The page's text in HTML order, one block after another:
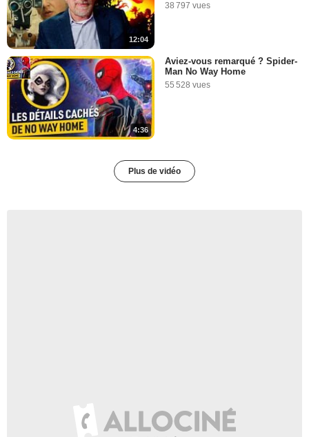
12:04
38 797 vues
4:36
Aviez-vous remarqué ? Spider-
Man No Way Home
55 528 vues
Plus de vidéo